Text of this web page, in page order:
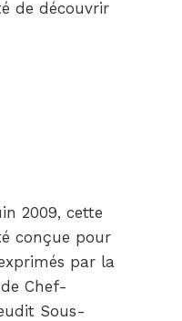
de découvrir
2009, cette
conçue pour
par la
Chef-
Sous-